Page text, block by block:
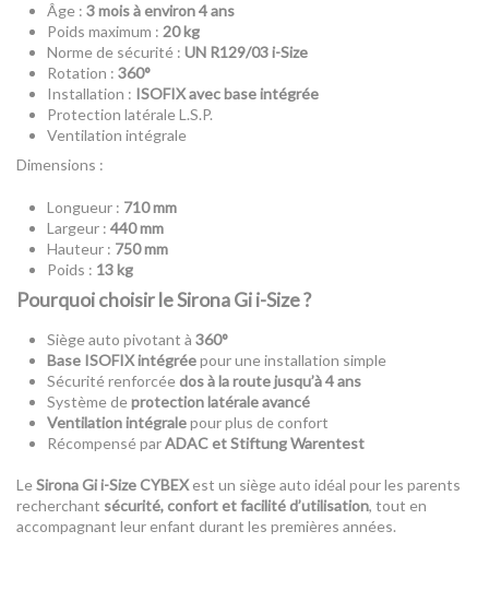
Âge : 3 mois à environ 4 ans
Poids maximum : 20 kg
Norme de sécurité : UN R129/03 i-Size
Rotation : 360°
Installation : ISOFIX avec base intégrée
Protection latérale L.S.P.
Ventilation intégrale
Dimensions :
Longueur : 710 mm
Largeur : 440 mm
Hauteur : 750 mm
Poids : 13 kg
Pourquoi choisir le Sirona Gi i-Size ?
Siège auto pivotant à 360°
Base ISOFIX intégréepour une installation simple
Sécurité renforcée dos à la route jusqu’à 4 ans
Système deprotection latérale avancé
Ventilation intégralepour plus de confort
Récompensé parADAC et Stiftung Warentest
LeSirona Gi i-Size CYBEXest un siège auto idéal pour les parents
recherchant sécurité, confort et facilité d’utilisation, tout en
accompagnant leur enfant durant les premières années.